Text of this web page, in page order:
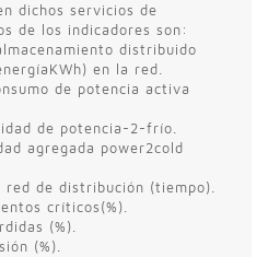
dichos servicios de
de los indicadores son:
distribuido
en la red.
de potencia activa
de potencia-2-frío.
agregada power2cold
red de distribución (tiempo).
críticos(%).
(%).
(%).